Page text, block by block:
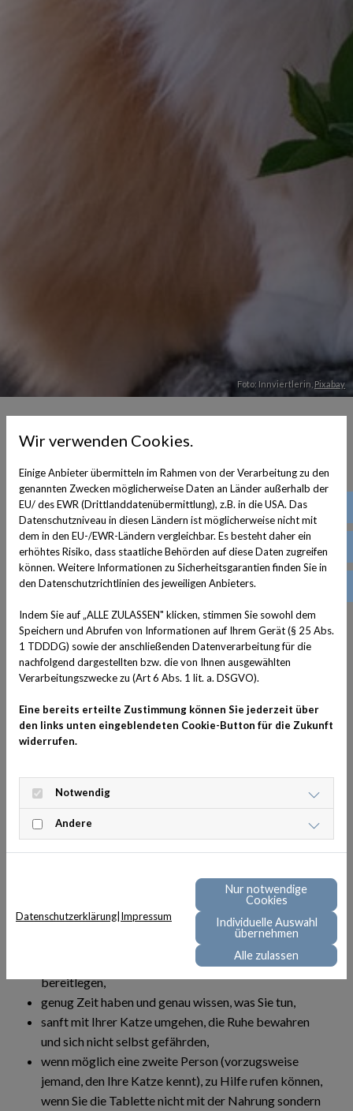
Foto: Innviertlerin, Pixabay
Leitfaden zur
Verabreichung einer
Tablette bei Katzen
Allgemeines
Einer Katze eine Tablette verabreichen zu müssen, wirkt
ruhig und selbstbewusst ist es oft einfacher als man
denkt. Die Tipps und Tricks in diesem Leitfaden helfen
Ihnen, die Tablette so erfolgreich und einfach möglich zu
verabreichen.
Fragen Sie zuerst Ihren Tierarzt, um festzustellen, ob
Sie die Tablette teilen oder zerdrücken dürfen und ob sie
Verabreichen Sie Ihrer Katze die Tablette dann mit der
einfachsten Methode.
GehenSie selbstbewusst vor und bleiben Sie stets ruhig.
verabreichen können, wenden Sie sich an Ihre
Tierarztpraxis vor Ort – sie ist da, um Ihnen zu helfen.
alles Notwendige vorher vorbereiten und
bereitlegen,
genug Zeit haben und genau wissen, was Sie tun,
sanft mit Ihrer Katze umgehen, die Ruhe bewahren
und sich nicht selbst gefährden,
wenn möglich eine zweite Person (vorzugsweise
jemand, den Ihre Katze kennt), zu Hilfe rufen können,
wenn Sie die Tablette nicht mit der Nahrung sondern
Wir verwenden Cookies.
Einige Anbieter übermitteln im Rahmen von der Verarbeitung zu den
genannten Zwecken möglicherweise Daten an Länder außerhalb der
EU/ des EWR (Drittlanddatenübermittlung), z.B. in die USA. Das
Datenschutzniveau in diesen Ländern ist möglicherweise nicht mit
dem in den EU-/EWR-Ländern vergleichbar. Es besteht daher ein
erhöhtes Risiko, dass staatliche Behörden auf diese Daten zugreifen
können. Weitere Informationen zu Sicherheitsgarantien finden Sie in
den Datenschutzrichtlinien des jeweiligen Anbieters.
Indem Sie auf „ALLE ZULASSEN" klicken, stimmen Sie sowohl dem
Speichern und Abrufen von Informationen auf Ihrem Gerät (§ 25 Abs.
1 TDDDG) sowie der anschließenden Datenverarbeitung für die
nachfolgend dargestellten bzw. die von Ihnen ausgewählten
Verarbeitungszwecke zu (Art 6 Abs. 1 lit. a. DSGVO).
Eine bereits erteilte Zustimmung können Sie jederzeit über
den links unten eingeblendeten Cookie-Button für die Zukunft
widerrufen.
Notwendig
Andere
Datenschutzerklärung Impressum
Nur notwendige
Cookies
Individuelle Auswahl
übernehmen
Alle zulassen